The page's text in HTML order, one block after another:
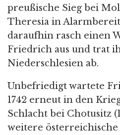
preußische Sieg bei
Theresia in
daraufhin rasch einen
Friedrich aus und trat
Niederschlesien ab.
Unbefriedigt wartete
1742 erneut in den
Schlacht bei Chotusitz
weitere österreichische